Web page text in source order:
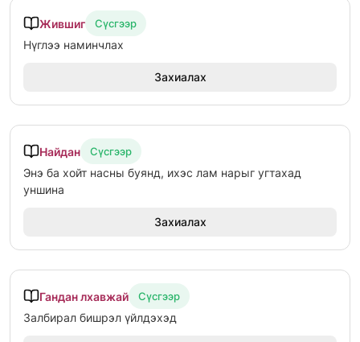
Жившиг Сүсгээр
Нүглээ наминчлах
Захиалах
Найдан Сүсгээр
Энэ ба хойт насны буянд, ихэс лам нарыг угтахад
уншина
Захиалах
Гандан лхавжай Сүсгээр
Залбирал бишрэл үйлдэхэд